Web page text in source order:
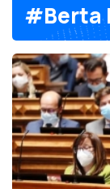
#Berta